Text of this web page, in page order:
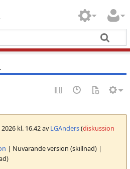
kl. 16.42 avLGAnders(diskussion
| Nuvarande version (skillnad) |